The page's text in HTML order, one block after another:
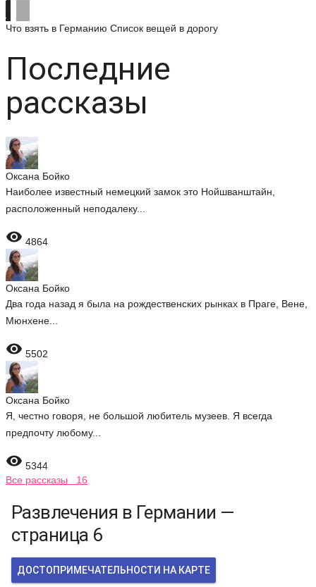
Что взять в Германию Список вещей в дорогу
Последние
рассказы
Оксана Бойко
Наиболее известный немецкий замок это Нойшванштайн,
расположенный неподалеку...
 4864
Оксана Бойко
Два года назад я была на рождественских рынках в Праге, Вене,
Мюнхене...
 5502
Оксана Бойко
Я, честно говоря, не большой любитель музеев. Я всегда
предпочту любому...
 5344
Все рассказы 16
Развлечения в Германии —
страница 6
ДОСТОПРИМЕЧАТЕЛЬНОСТИ НА КАРТЕ